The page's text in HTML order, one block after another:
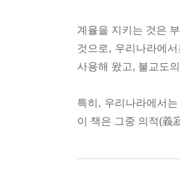
계율을 지키는 것은
것으로, 우리나라에
사용해 왔고, 불교도
특히, 우리나라에서
이 책은 그중 의적(義